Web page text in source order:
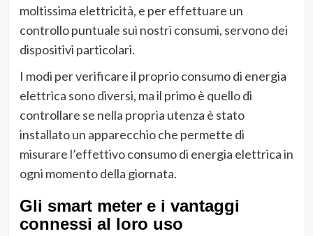
moltissima elettricità, e per effettuare un
controllo puntuale sui nostri consumi, servono dei
dispositivi particolari.
I modi per verificare il proprio consumo di energia
elettrica sono diversi, ma il primo è quello di
controllare se nella propria utenza è stato
installato un apparecchio che permette di
misurare l’effettivo consumo di energia elettrica in
ogni momento della giornata.
Gli smart meter e i vantaggi
connessi al loro uso